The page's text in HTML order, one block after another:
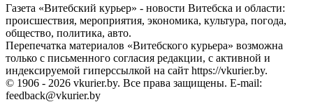
Газета «Витебский курьер» - новости Витебска и области:
происшествия, мероприятия, экономика, культура, погода,
общество, политика, авто.
Перепечатка материалов «Витебского курьера» возможна
только с письменного согласия редакции, с активной и
индексируемой гиперссылкой на сайт https://vkurier.by.
© 1906 - 2026 vkurier.by. Все права защищены. E-mail:
feedback@vkurier.by